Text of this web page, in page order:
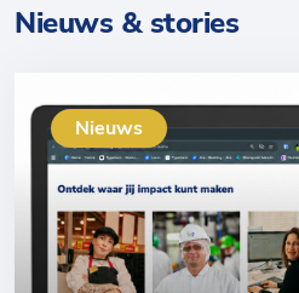
Nieuws & stories
Nieuws